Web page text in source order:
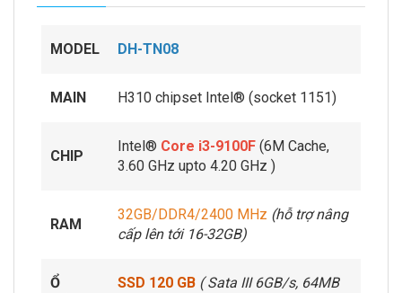
MODEL DH-TN08
MAIN H310 chipset Intel® (socket 1151)
CHIP
Intel® Core i3-9100F (6M Cache,
3.60 GHz upto 4.20 GHz )
RAM
32GB/DDR4/2400 MHz (hỗ trợ nâng
cấp lên tới 16-32GB)
Ổ
SSD 120 GB ( Sata III 6GB/s, 64MB